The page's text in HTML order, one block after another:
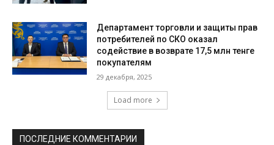
Департамент торговли и защиты прав
потребителей по СКО оказал
содействие в возврате 17,5 млн тенге
покупателям
29 декабря, 2025
Load more
ПОСЛЕДНИЕ КОММЕНТАРИИ